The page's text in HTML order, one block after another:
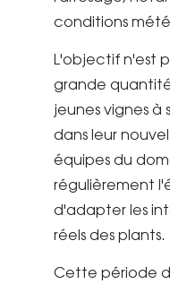
conditions
L'objectif n'est
grande
jeunes vignes à
dans leur
équipes du
régulièrement
d'adapter les
réels des plants.
Cette période